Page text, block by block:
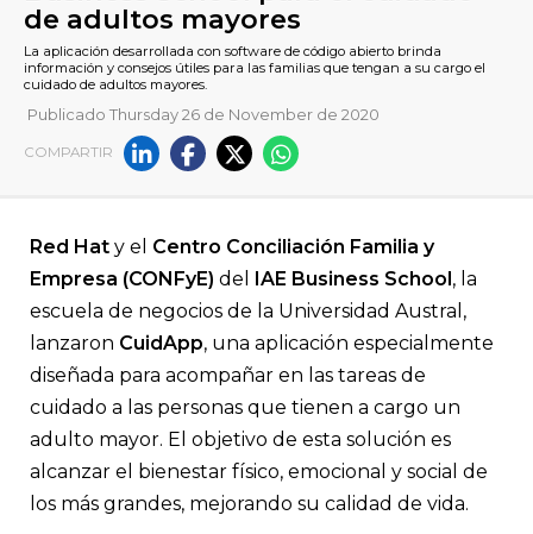
CuidApp, la app de Red Hat
La aplicación desarrollada con software de código abierto
información y consejos útiles para las familias que tengan a
cuidado de adultos mayores.
Publicado Thursday 26 de November de 2020
COMPARTIR
Red Hat y el Centro Conciliación Familia y
Empresa (CONFyE) del IAE Business School, la
escuela de negocios de la Universidad Austral,
lanzaron CuidApp, una aplicación especialmente
diseñada para acompañar en las tareas de
cuidado a las personas que tienen a cargo un
adulto mayor. El objetivo de esta solución es
alcanzar el bienestar físico, emocional y social de
los más grandes, mejorando su calidad de vida.